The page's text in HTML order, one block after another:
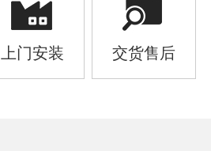
上门安装 交货售后